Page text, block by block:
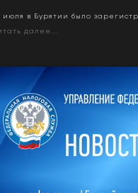
июля в Бурятии было
далее...